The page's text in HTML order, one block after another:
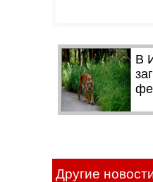
Другие